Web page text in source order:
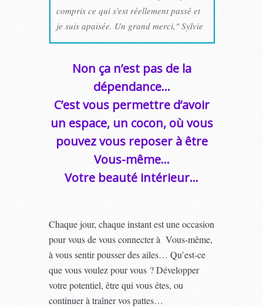
compris ce qui s'est réellement passé et
je suis apaisée. Un grand merci," Sylvie
Non ça n’est pas de la
dépendance…
C’est vous permettre d’avoir
un espace, un cocon, où vous
pouvez vous reposer à être
Vous-même…
Votre beauté intérieur…
Chaque jour, chaque instant est une occasion
pour vous de vous connecter à Vous-même,
à vous sentir pousser des ailes… Qu’est-ce
que vous voulez pour vous ? Développer
votre potentiel, être qui vous êtes, ou
continuer à traîner vos pattes…